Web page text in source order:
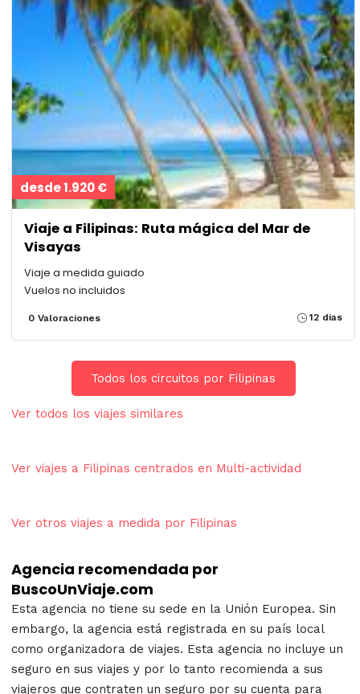
desde 1.920 €
Viaje a Filipinas: Ruta mágica del Mar de
Visayas
Viaje a medida guiado
Vuelos no incluidos
0 Valoraciones 12 dias
Todos los circuitos por Filipinas
Ver todos los viajes similares
Ver viajes a Filipinas centrados en Multi-actividad
Ver otros viajes a medida por Filipinas
Agencia recomendada por
BuscoUnViaje.com
Esta agencia no tiene su sede en la Unión Europea. Sin
embargo, la agencia está registrada en su país local
como organizadora de viajes. Esta agencia no incluye un
seguro en sus viajes y por lo tanto recomienda a sus
viajeros que contraten un seguro por su cuenta para